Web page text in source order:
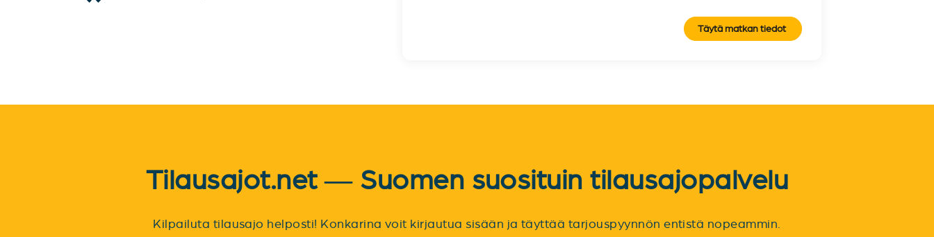
Täytä matkan tiedot
Tilausajot.net — Suomen suosituin tilausajopalvelu
Kilpailuta tilausajo helposti! Konkarina voit kirjautua sisään ja täyttää tarjouspyynnön entistä nopeammin.